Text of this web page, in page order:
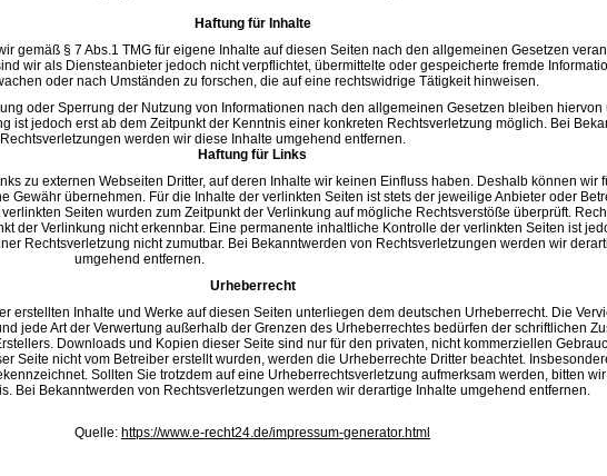
Haftung für Inhalte
gemäß § 7 Abs.1 TMG für eigene Inhalte auf diesen Seiten nach den allgemeinen Gesetzen
wir als Diensteanbieter jedoch nicht verpflichtet, übermittelte oder gespeicherte fremde
oder nach Umständen zu forschen, die auf eine rechtswidrige Tätigkeit hinweisen.
oder Sperrung der Nutzung von Informationen nach den allgemeinen Gesetzen bleiben hiervon
ist jedoch erst ab dem Zeitpunkt der Kenntnis einer konkreten Rechtsverletzung möglich. Bei
Rechtsverletzungen werden wir diese Inhalte umgehend
Haftung für Links
zu externen Webseiten Dritter, auf deren Inhalte wir keinen Einfluss haben. Deshalb können wir
Gewähr übernehmen. Für die Inhalte der verlinkten Seiten ist stets der jeweilige Anbieter oder
Seiten wurden zum Zeitpunkt der Verlinkung auf mögliche Rechtsverstöße überprüft.
der Verlinkung nicht erkennbar. Eine permanente inhaltliche Kontrolle der verlinkten Seiten ist
Rechtsverletzung nicht zumutbar. Bei Bekanntwerden von Rechtsverletzungen werden wir
umgehend entfernen.
Urheberrecht
erstellten Inhalte und Werke auf diesen Seiten unterliegen dem deutschen Urheberrecht. Die
jede Art der Verwertung außerhalb der Grenzen des Urheberrechtes bedürfen der schriftlichen
Downloads und Kopien dieser Seite sind nur für den privaten, nicht kommerziellen
Seite nicht vom Betreiber erstellt wurden, werden die Urheberrechte Dritter beachtet.
Sollten Sie trotzdem auf eine Urheberrechtsverletzung aufmerksam werden, bitten
Bei Bekanntwerden von Rechtsverletzungen werden wir derartige Inhalte umgehend
Quelle: https://www.e-recht24.de/impressum-generator.html